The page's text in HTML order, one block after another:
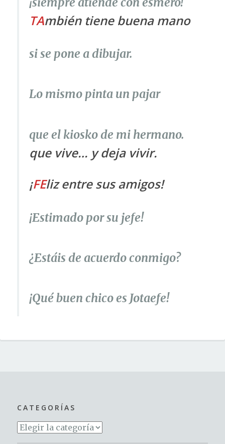
TAmbién tiene buena mano
si se pone a dibujar.
Lo mismo pinta un pajar
que el kiosko de mi hermano.
que vive… y deja vivir.
¡FEliz entre sus amigos!
¡Estimado por su jefe!
¿Estáis de acuerdo conmigo?
¡Qué buen chico es Jotaefe!
CATEGORÍAS
Categorías